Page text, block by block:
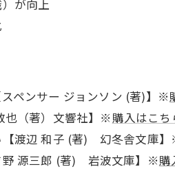
が向上
ペンサー ジョンソン (著)】※
也（著）文響社】※購入はこち
【渡辺 和子 (著) 幻冬舎文庫
野 源三郎 (著) 岩波文庫】※購